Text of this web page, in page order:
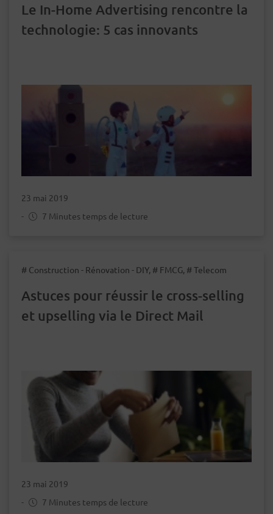
Le In-Home Advertising rencontre la
technologie: 5 cas innovants
23 mai 2019
-
7 Minutes temps de lecture
# Construction - Rénovation - DIY, # FMCG, # Telecom
Astuces pour réussir le cross-selling
et upselling via le Direct Mail
23 mai 2019
-
7 Minutes temps de lecture